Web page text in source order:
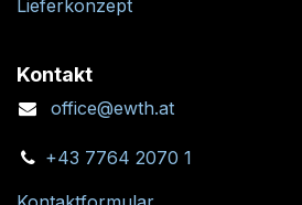
Lieferkonzept
Kontakt
office@ewth.at
+43 7764 2070 1